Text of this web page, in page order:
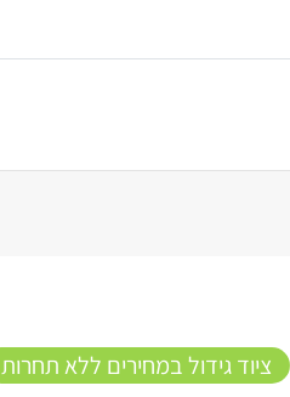
ציוד גידול במחירים ללא תחרות